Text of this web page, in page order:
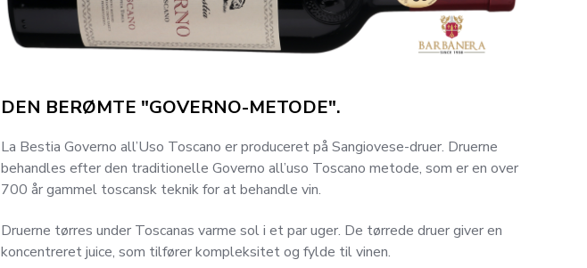
DEN BERØMTE "GOVERNO-METODE".
La Bestia Governo all’Uso Toscano er produceret på Sangiovese-druer. Druerne
behandles efter den traditionelle Governo all’uso Toscano metode, som er en over
700 år gammel toscansk teknik for at behandle vin.
Druerne tørres under Toscanas varme sol i et par uger. De tørrede druer giver en
koncentreret juice, som tilfører kompleksitet og fylde til vinen.